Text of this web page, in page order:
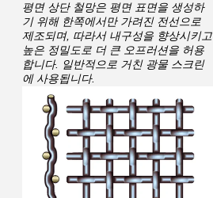
평면 상단 철망은 평면 표면을 생성하
기 위해 한쪽에서만 가려진 전선으로
제조되며, 따라서 내구성을 향상시키고
높은 정밀도로 더 큰 오프러션을 허용
합니다. 일반적으로 거친 광물 스크린
에 사용됩니다.